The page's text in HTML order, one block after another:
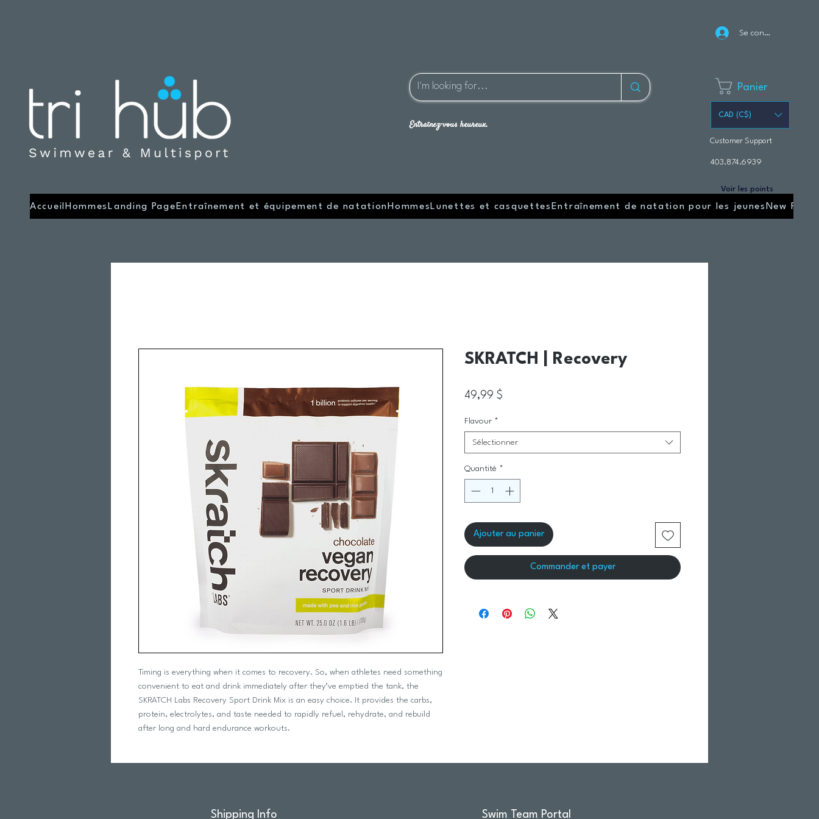
Se connecter
Entraînez-vous heureux.
Panier
CAD (C$)
Customer Support
403.874.6939
Voir les points
Accueil Hommes Landing Page Entraînement et équipement de natation Hommes Lunettes et casquettes Entraînement de natation pour les jeunes New Page
Timing is everything when it comes to recovery. So, when athletes need something
convenient to eat and drink immediately after they’ve emptied the tank, the
SKRATCH Labs Recovery Sport Drink Mix is an easy choice. It provides the carbs,
protein, electrolytes, and taste needed to rapidly refuel, rehydrate, and rebuild
after long and hard endurance workouts.
SKRATCH | Recovery
49,99 $
Flavour *
Sélectionner
Quantité *
Ajouter au panier
Commander et payer
Shipping Info Swim Team Portal